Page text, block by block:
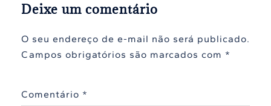
Deixe um comentário
O seu endereço de e-mail não será publicado.
Campos obrigatórios são marcados com *
Comentário *